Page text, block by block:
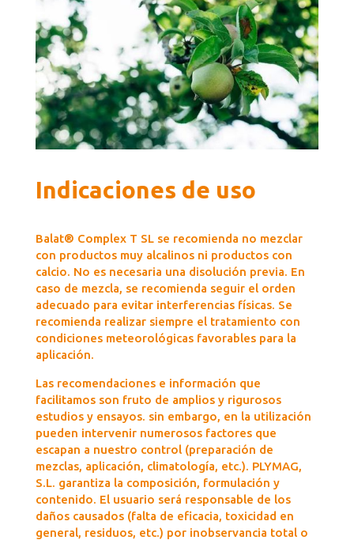
Indicaciones de uso
Balat® Complex T SL se recomienda no mezclar
con productos muy alcalinos ni productos con
calcio. No es necesaria una disolución previa. En
caso de mezcla, se recomienda seguir el orden
adecuado para evitar interferencias físicas. Se
recomienda realizar siempre el tratamiento con
condiciones meteorológicas favorables para la
aplicación.
Las recomendaciones e información que
facilitamos son fruto de amplios y rigurosos
estudios y ensayos. sin embargo, en la utilización
pueden intervenir numerosos factores que
escapan a nuestro control (preparación de
mezclas, aplicación, climatología, etc.). PLYMAG,
S.L. garantiza la composición, formulación y
contenido. El usuario será responsable de los
daños causados (falta de eficacia, toxicidad en
general, residuos, etc.) por inobservancia total o